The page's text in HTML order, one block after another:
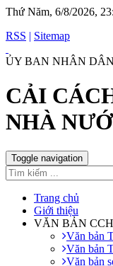
Thứ Năm, 6/8/2026,
RSS | Sitemap
ỦY BAN NHÂN
CẢI
NHÀ
Toggle navigation
Trang chủ
Giới thiệu
VĂN BẢN
Văn bản
Văn bản
Văn bản